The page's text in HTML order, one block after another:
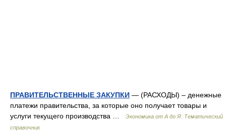
ПРАВИТЕЛЬСТВЕННЫЕ ЗАКУПКИ — (РАСХОДЫ) – денежные
платежи правительства, за которые оно получает товары и
услуги текущего производства …
Экономика от А до Я: Тематический
справочник